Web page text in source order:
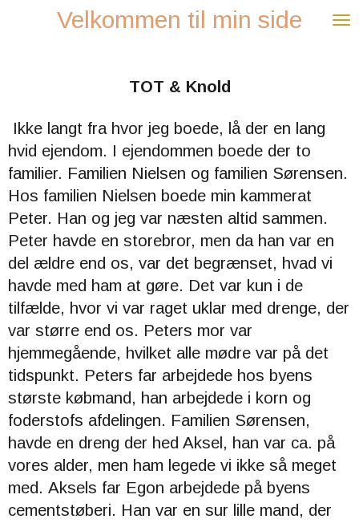
Velkommen til min side
TOT & Knold
Ikke langt fra hvor jeg boede, lå der en lang
hvid ejendom. I ejendommen boede der to
familier. Familien Nielsen og familien Sørensen.
Hos familien Nielsen boede min kammerat
Peter. Han og jeg var næsten altid sammen.
Peter havde en storebror, men da han var en
del ældre end os, var det begrænset, hvad vi
havde med ham at gøre. Det var kun i de
tilfælde, hvor vi var raget uklar med drenge, der
var større end os. Peters mor var
hjemmegående, hvilket alle mødre var på det
tidspunkt. Peters far arbejdede hos byens
største købmand, han arbejdede i korn og
foderstofs afdelingen. Familien Sørensen,
havde en dreng der hed Aksel, han var ca. på
vores alder, men ham legede vi ikke så meget
med. Aksels far Egon arbejdede på byens
cementstøberi. Han var en sur lille mand, der